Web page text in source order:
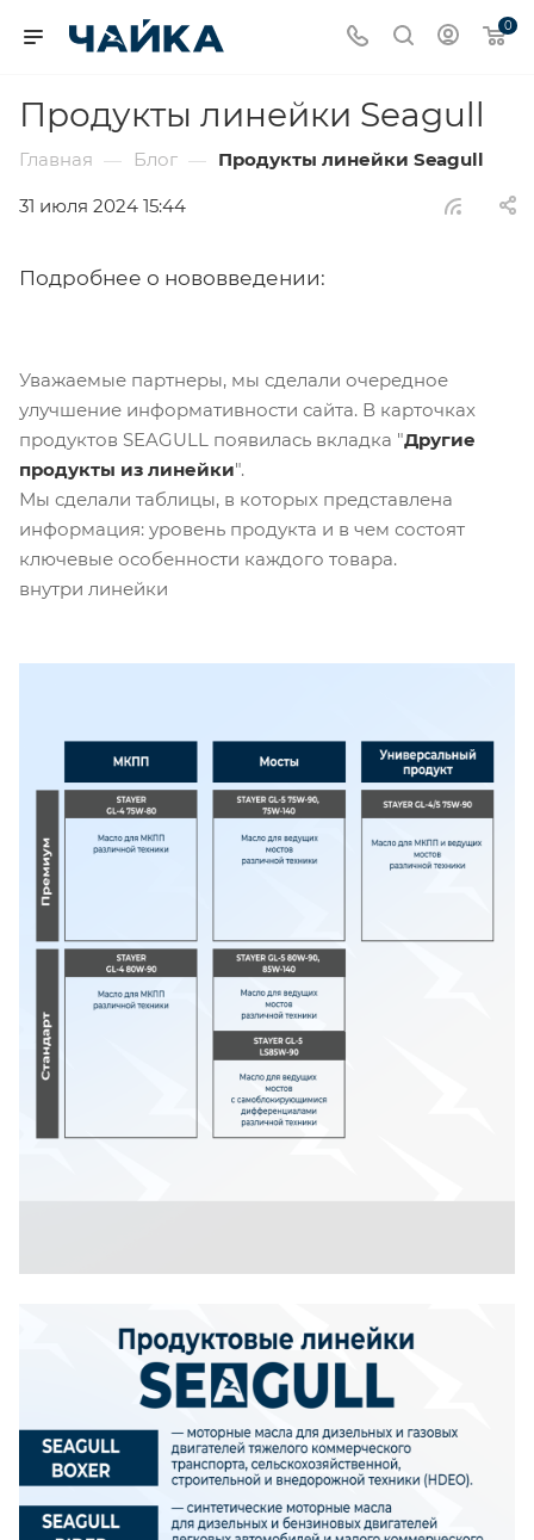
0
Продукты линейки Seagull
Главная — Блог — Продукты линейки Seagull
31 июля 2024 15:44
Подробнее о нововведении:
Уважаемые партнеры, мы сделали очередное
улучшение информативности сайта. В карточках
продуктов SEAGULL появилась вкладка "Другие
продукты из линейки".
Мы сделали таблицы, в которых представлена
информация: уровень продукта и в чем состоят
ключевые особенности каждого товара.
внутри линейки